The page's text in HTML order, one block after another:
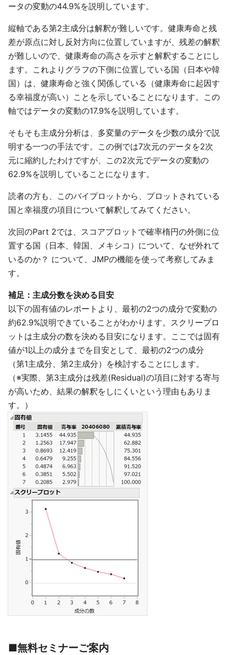
ータの変動の44.9%を説明しています。
縦軸である第2主成分は解釈が難しいです。健康寿命と残
差が原点に対し反対方向に位置していますが、残差の解釈
が難しいので、健康寿命の高さを示すと解釈することにし
ます。これよりグラフの下側に位置している国（日本や韓
国）は、健康寿命と強く関係している（健康寿命に起因す
る幸福度が高い）ことを示していることになります。この
軸ではデータの変動の17.9%を説明しています。
そもそも主成分分析は、多変量のデータを少数の成分で説
明する一つの手法です。この例では7次元のデータを2次
元に縮約したわけですが、この2次元でデータの変動の
62.9%を説明していることになります。
読者の方も、このバイプロットから、プロットされている
国と幸福度の項目について解釈してみてください。
次回のPart 2では、スコアプロットで確率楕円の外側に位
置する国（日本、韓国、メキシコ）について、なぜ外れて
いるのか？ について、JMPの機能を使って考察してみま
す。
補足：主成分数を決める目安
以下の固有値のレポートより、最初の2つの成分で変動の
約62.9%説明できていることがわかります。スクリープロ
ットは主成分の数を決める目安になります。ここでは固有
値が1以上の成分までを目安として、最初の2つの成分
（第1主成分、第2主成分）を検討することにします。
（※実際、第3主成分は残差(Residual)の項目に対する寄与
が高いため、結果の解釈をしにくいという理由もありま
す。）
■無料セミナーご案内